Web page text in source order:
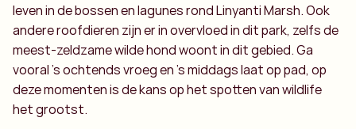
leven in de bossen en lagunes rond Linyanti Marsh. Ook
andere roofdieren zijn er in overvloed in dit park, zelfs de
meest-zeldzame wilde hond woont in dit gebied. Ga
vooral 's ochtends vroeg en 's middags laat op pad, op
deze momenten is de kans op het spotten van wildlife
het grootst.